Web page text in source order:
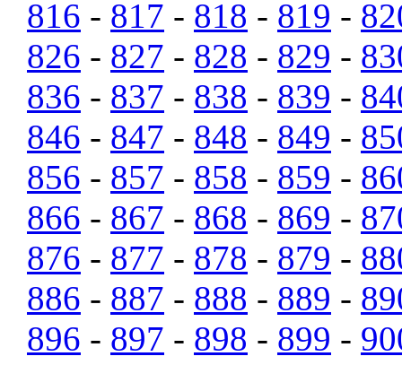
816 - 817 - 818 - 819 -
826 - 827 - 828 - 829 -
836 - 837 - 838 - 839 -
846 - 847 - 848 - 849 -
856 - 857 - 858 - 859 -
866 - 867 - 868 - 869 -
876 - 877 - 878 - 879 -
886 - 887 - 888 - 889 -
896 - 897 - 898 - 899 -